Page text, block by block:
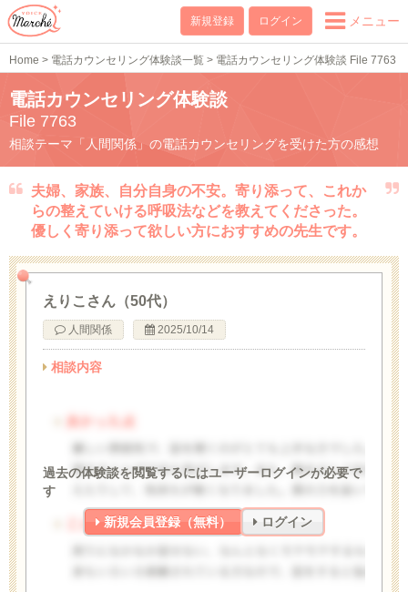
新規登録 ログイン メニュー
Home > 電話カウンセリング体験談一覧 > 電話カウンセリング体験談 File 7763
電話カウンセリング体験談
File 7763
相談テーマ「人間関係」の電話カウンセリングを受けた方の感想
夫婦、家族、自分自身の不安。寄り添って、これか
らの整えていける呼吸法などを教えてくださった。
優しく寄り添って欲しい方におすすめの先生です。
えりこさん（50代）
人間関係 2025/10/14
相談内容
過去の体験談を閲覧するにはユーザーログインが必要で
す
新規会員登録（無料） ログイン